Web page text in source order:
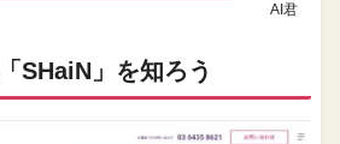
AI君
SHaiN」を知ろう